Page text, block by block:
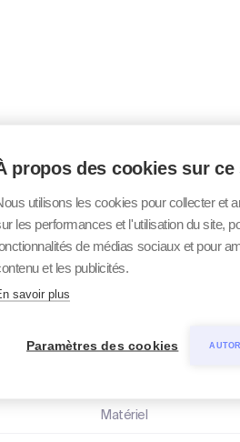
Cmax uniquement en cas
Matériel
propos des cookies sur ce
utilisons les cookies pour collecter et
les performances et l'utilisation du site,
de médias sociaux et pour
et les publicités.
savoir plus
Paramètres des cookies